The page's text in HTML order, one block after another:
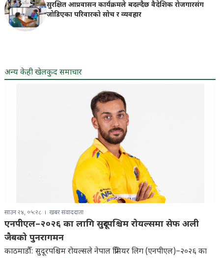
सुरक्षित आप्रवासन कार्यक्रमले बदल्दैछ वैदेशिक राेजगारसंग
जाेडिएका परिवारकाे साेच र व्यवहार
अन्य केही खेलकुद समाचार
साउन २४, ०५:२८ खबर संवाददाता
एनपीएल–२०२६ का लागि सुदूरपश्चिम रोयल्समा सेफ अली
जैबको पुनरागमन
काठमाडौँ: सुदूरपश्चिम रोयल्सले नेपाल प्रिमियर लिग (एनपीएल)–२०२६ का